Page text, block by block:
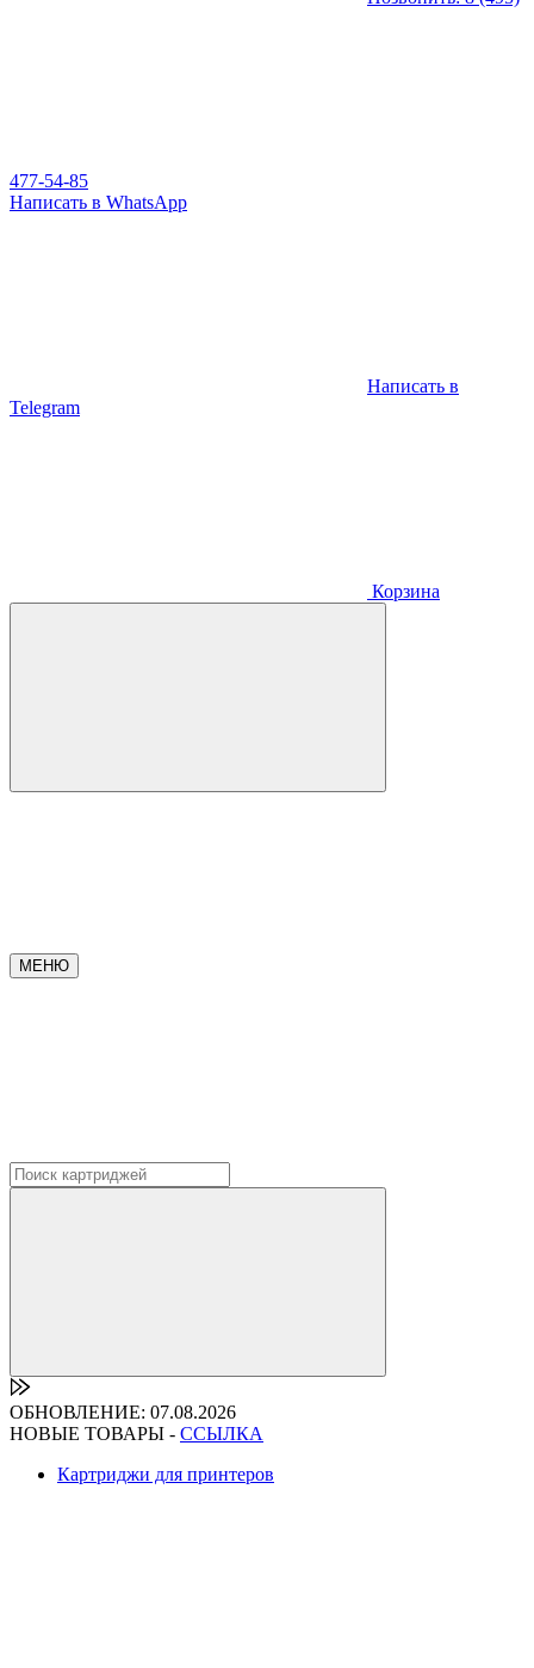
477-54-85
Написать в WhatsApp
Написать в
Telegram
Корзина
МЕНЮ
ОБНОВЛЕНИЕ: 07.08.2026
НОВЫЕ ТОВАРЫ - ССЫЛКА
Картриджи для принтеров